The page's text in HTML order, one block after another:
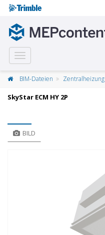
Toggle
navigation
BIM-Dateien Zentralheizung
SkyStar ECM HY 2P
BILD